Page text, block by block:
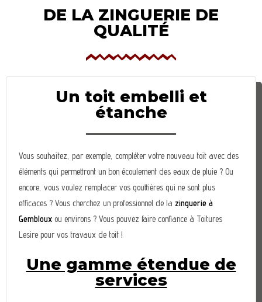
DE LA ZINGUERIE DE
QUALITÉ
Un toit embelli et
étanche
Vous souhaitez, par exemple, compléter votre nouveau toit avec des
éléments qui permettront un bon écoulement des eaux de pluie ? Ou
encore, vous voulez remplacer vos gouttières qui ne sont plus
efficaces ? Vous cherchez un professionnel de la zinguerie à
Gemblouxou environs ? Vous pouvez faire confiance à Toitures
Lesire pour vos travaux de toit !
Une gamme étendue de
services